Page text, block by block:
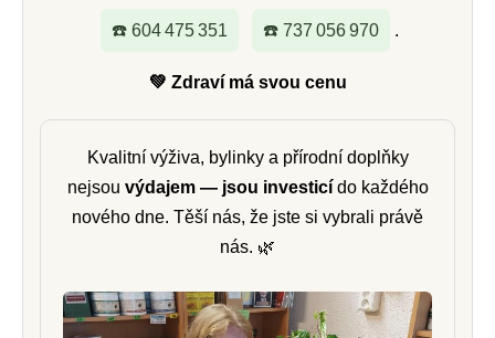
☎️ 604 475 351 ☎️ 737 056 970 .
💚 Zdraví má svou cenu
Kvalitní výživa, bylinky a přírodní doplňky
nejsou výdajem — jsou investicído každého
nového dne. Těší nás, že jste si vybrali právě
nás. 🌿